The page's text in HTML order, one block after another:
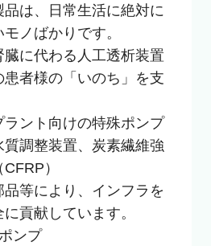
は、日常生活に絶対に
ノばかりです。
臓に代わる人工透析装置
者様の「いのち」を支
ント向けの特殊ポンプ
調整装置、炭素繊維強
）
等により、インフラを
貢献しています。
ンプ